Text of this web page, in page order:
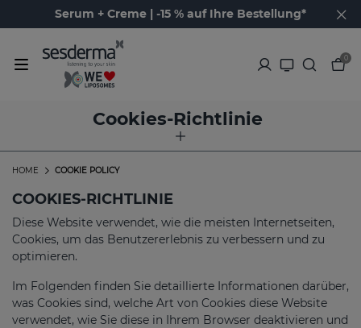
Serum + Creme | -15 % auf Ihre Bestellung*
0
Cookies-Richtlinie
COOKIE POLICY
HOME
COOKIES-RICHTLINIE
Diese Website verwendet, wie die meisten Internetseiten,
Cookies, um das Benutzererlebnis zu verbessern und zu
optimieren.
Im Folgenden finden Sie detaillierte Informationen darüber,
was Cookies sind, welche Art von Cookies diese Website
verwendet, wie Sie diese in Ihrem Browser deaktivieren und